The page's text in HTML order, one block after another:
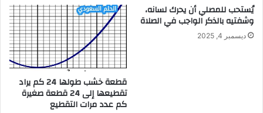
يُستحب للمصلي أن يحرك لسانه،
وشفتيه بالذكر الواجب في الصلاة
ديسمبر 4, 2025
قطعة خشب طولها 24 كم يراد
تقطيعها إلى 24 قطعة صغيرة
كم عدد مرات التقطيع